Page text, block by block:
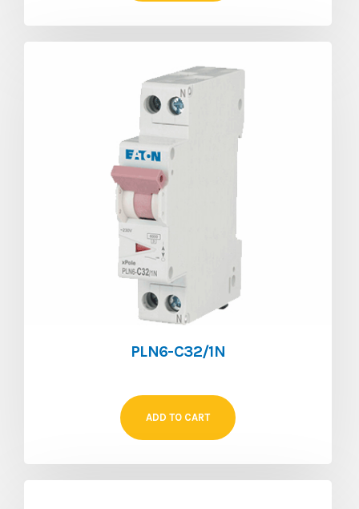
PLN6-C32/1N
ADD TO CART